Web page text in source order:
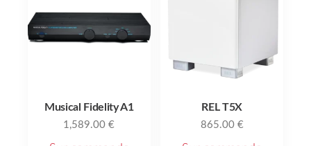
Musical Fidelity A1
1,589.00€
REL T5X
865.00 €